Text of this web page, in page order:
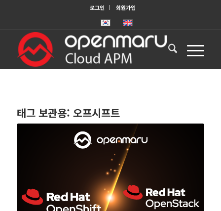
로그인 회원가입
태그 보관용: 오프시프트